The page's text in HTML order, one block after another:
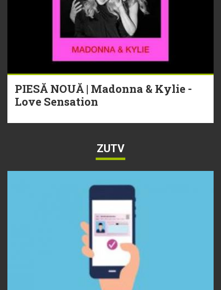
PIESĂ NOUĂ | Madonna & Kylie -
Love Sensation
ZUTV